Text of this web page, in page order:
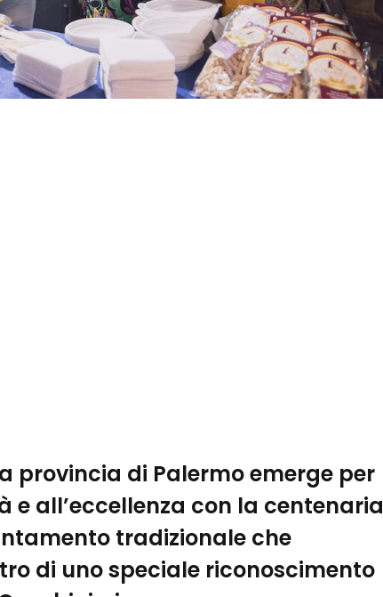
provincia di Palermo emerge per
e all’eccellenza con la centenaria
tradizionale che
di uno speciale riconoscimento